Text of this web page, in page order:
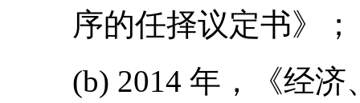
序的任择议定书》；
(b) 2014 年，《经